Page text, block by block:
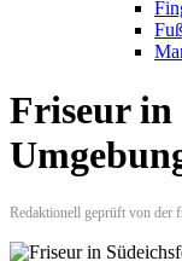
Friseur in
Redaktionell geprüft von der